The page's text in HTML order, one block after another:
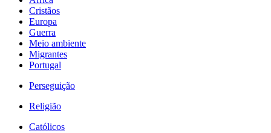
Cristãos
Europa
Guerra
Meio ambiente
Migrantes
Portugal
Perseguição
Religião
Católicos